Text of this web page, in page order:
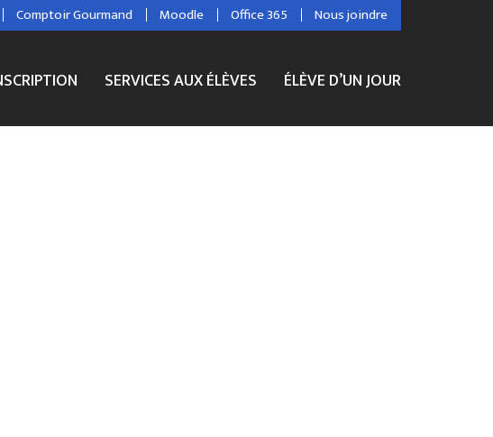
Comptoir Gourmand Moodle Office 365 Nous joindre
SERVICES AUX ÉLÈVES ÉLÈVE D’UN JOUR